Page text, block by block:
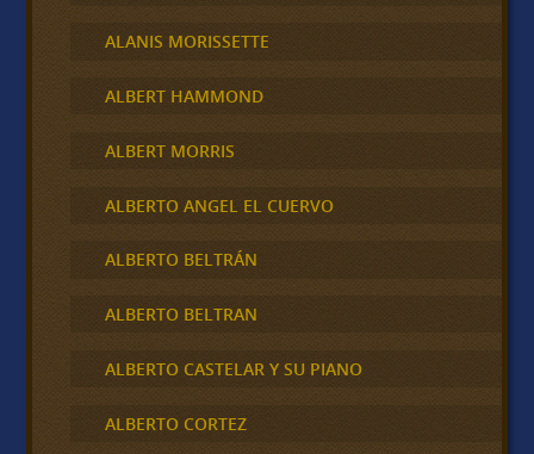
ALANIS MORISSETTE
ALBERT HAMMOND
ALBERT MORRIS
ALBERTO ANGEL EL CUERVO
ALBERTO BELTRÁN
ALBERTO BELTRAN
ALBERTO CASTELAR Y SU PIANO
ALBERTO CORTEZ